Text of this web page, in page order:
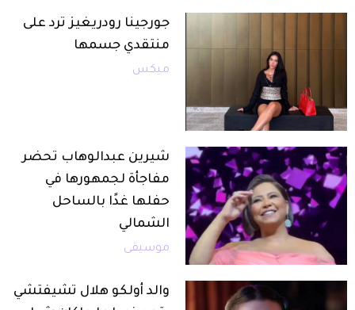
جورجينا رودريغيز ترد على
منتقدي جسمها
ميكس
شيرين عبدالوهاب تحضر
مفاجأة لجمهورها في
حفلها غدًا بالساحل
الشمالي
موسيقى
والد أولكو هلال تشيفتشي